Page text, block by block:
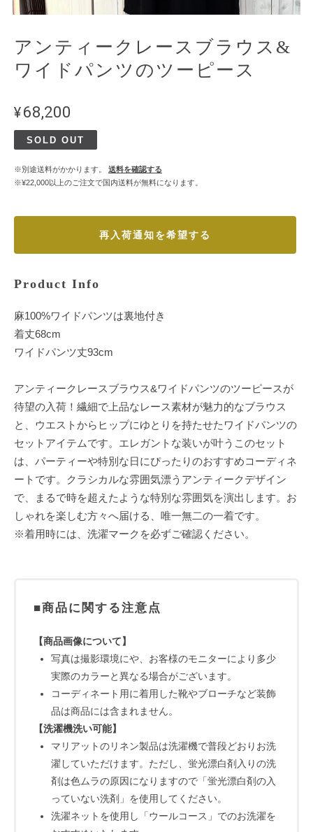
アンティークレースブラウス&
ワイドパンツのツーピース
¥68,200
SOLD OUT
※別途送料がかかります。
送料を確認する
※¥22,000以上のご注文で国内送料が無料になります。
再入荷通知を希望する
Product Info
麻100%ワイドパンツは裏地付き
着丈68cm
ワイドパンツ丈93cm
アンティークレースブラウス&ワイドパンツのツーピースが
待望の入荷！繊細で上品なレース素材が魅力的なブラウス
と、ウエストからヒップにゆとりを持たせたワイドパンツの
セットアイテムです。エレガントな装いが叶うこのセット
は、パーティーや特別な日にぴったりのおすすめコーディネ
ートです。クラシカルな雰囲気漂うアンティークデザイン
で、まるで時を超えたような特別な雰囲気を演出します。お
しゃれを楽しむ方々へ届ける、唯一無二の一着です。
※着用時には、洗濯マークを必ずご確認ください。
■商品に関する注意点
【商品画像について】
写真は撮影環境にや、お客様のモニターにより多少
実際のカラーと異なる場合がございます。
コーディネート用に着用した靴やブローチなど装飾
品は商品には含まれません。
【洗濯機洗い可能】
マリアットのリネン製品は洗濯機で普段どおりお洗
濯していただけます。ただし、蛍光漂白剤入りの洗
剤は色ムラの原因になりますので「蛍光漂白剤の入
っていない洗剤」を使用してください。
洗濯ネットを使用し「ウールコース」でのお洗濯を